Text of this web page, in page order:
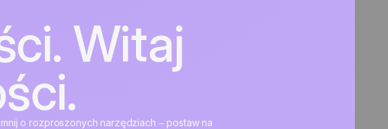
Witaj
o rozproszonych narzędziach – postaw na